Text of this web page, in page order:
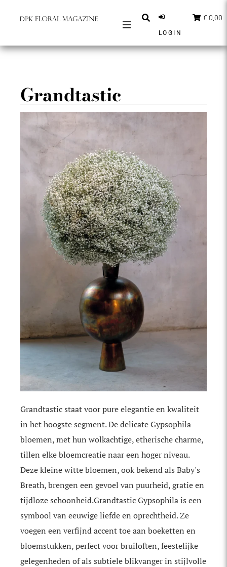
PARTNERS
ABONNEER
LOGIN
€ 0,00
Grandtastic
Grandtastic staat voor pure elegantie en kwaliteit
in het hoogste segment. De delicate Gypsophila
bloemen, met hun wolkachtige, etherische charme,
tillen elke bloemcreatie naar een hoger niveau.
Deze kleine witte bloemen, ook bekend als Baby's
Breath, brengen een gevoel van puurheid, gratie en
tijdloze schoonheid.Grandtastic Gypsophila is een
symbool van eeuwige liefde en oprechtheid. Ze
voegen een verfijnd accent toe aan boeketten en
bloemstukken, perfect voor bruiloften, feestelijke
gelegenheden of als subtiele blikvanger in stijlvolle